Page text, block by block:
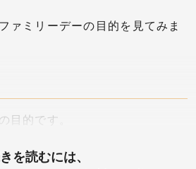
ァミリーデーの目的を見てみま
目的です。
を読むには、